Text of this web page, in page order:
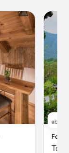
ab